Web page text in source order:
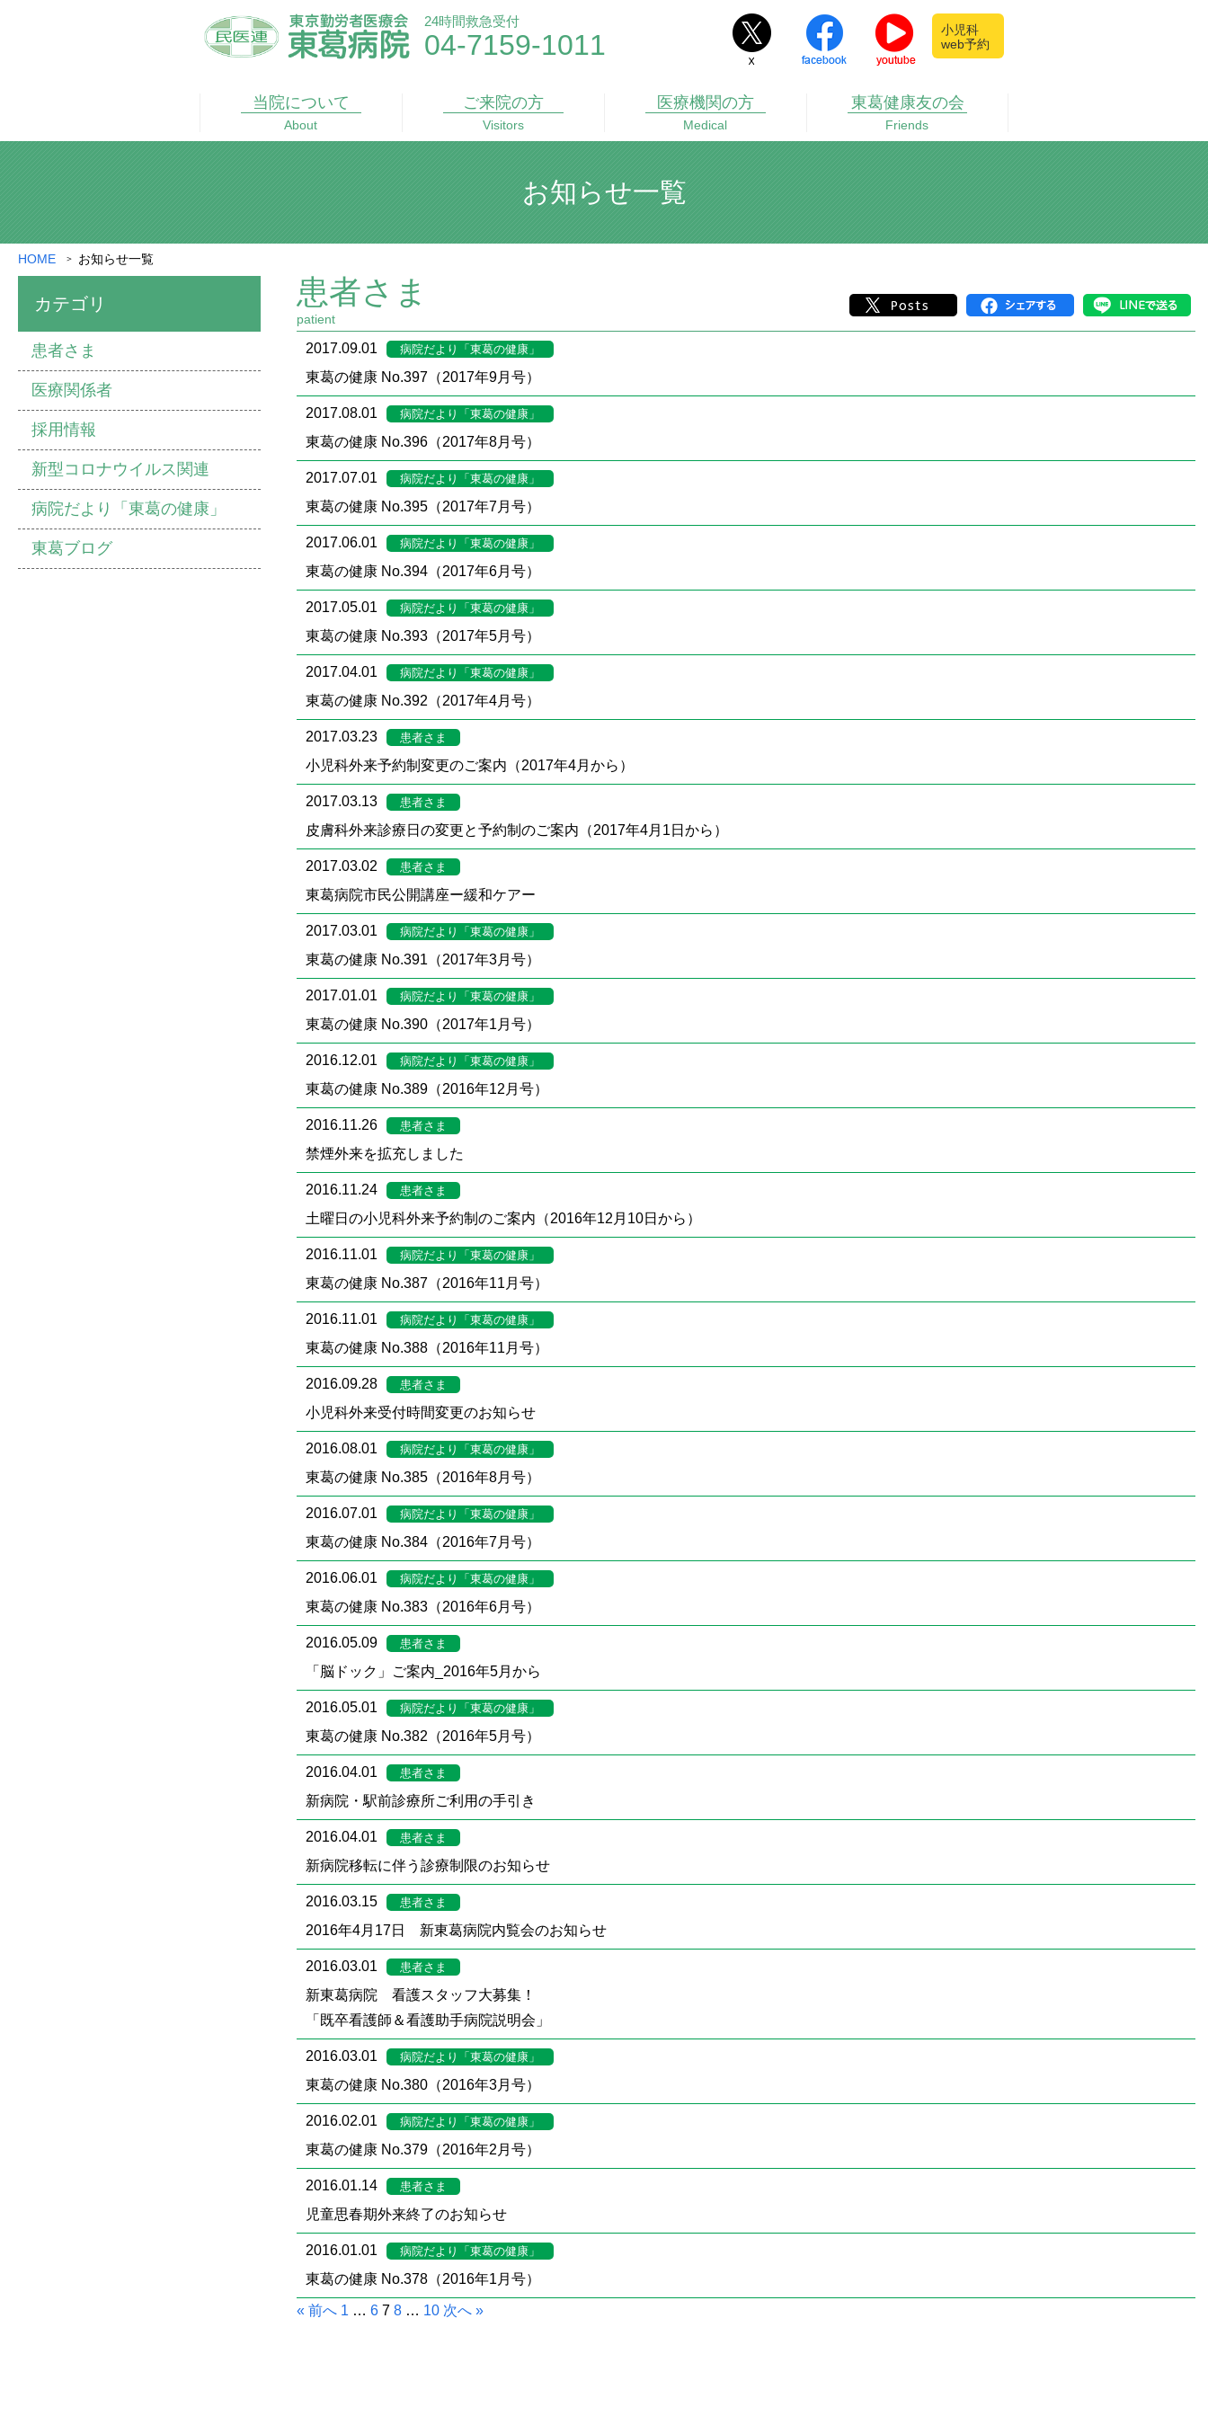
24時間救急受付
04-7159-1011
小児科
web予約
当院について
About
ご来院の方
Visitors
医療機関の方
Medical
東葛健康友の会
Friends
お知らせ一覧
HOME お知らせ一覧
患者さま
patient
2017.09.01 病院だより「東葛の健康」
東葛の健康 No.397（2017年9月号）
2017.08.01 病院だより「東葛の健康」
東葛の健康 No.396（2017年8月号）
2017.07.01 病院だより「東葛の健康」
東葛の健康 No.395（2017年7月号）
2017.06.01 病院だより「東葛の健康」
東葛の健康 No.394（2017年6月号）
2017.05.01 病院だより「東葛の健康」
東葛の健康 No.393（2017年5月号）
2017.04.01 病院だより「東葛の健康」
東葛の健康 No.392（2017年4月号）
2017.03.23 患者さま
小児科外来予約制変更のご案内（2017年4月から）
2017.03.13 患者さま
皮膚科外来診療日の変更と予約制のご案内（2017年4月1日から）
2017.03.02 患者さま
東葛病院市民公開講座ー緩和ケアー
2017.03.01 病院だより「東葛の健康」
東葛の健康 No.391（2017年3月号）
2017.01.01 病院だより「東葛の健康」
東葛の健康 No.390（2017年1月号）
2016.12.01 病院だより「東葛の健康」
東葛の健康 No.389（2016年12月号）
2016.11.26 患者さま
禁煙外来を拡充しました
2016.11.24 患者さま
土曜日の小児科外来予約制のご案内（2016年12月10日から）
2016.11.01 病院だより「東葛の健康」
東葛の健康 No.387（2016年11月号）
2016.11.01 病院だより「東葛の健康」
東葛の健康 No.388（2016年11月号）
2016.09.28 患者さま
小児科外来受付時間変更のお知らせ
2016.08.01 病院だより「東葛の健康」
東葛の健康 No.385（2016年8月号）
2016.07.01 病院だより「東葛の健康」
東葛の健康 No.384（2016年7月号）
2016.06.01 病院だより「東葛の健康」
東葛の健康 No.383（2016年6月号）
2016.05.09 患者さま
「脳ドック」ご案内_2016年5月から
2016.05.01 病院だより「東葛の健康」
東葛の健康 No.382（2016年5月号）
2016.04.01 患者さま
新病院・駅前診療所ご利用の手引き
2016.04.01 患者さま
新病院移転に伴う診療制限のお知らせ
2016.03.15 患者さま
2016年4月17日 新東葛病院内覧会のお知らせ
2016.03.01 患者さま
新東葛病院 看護スタッフ大募集！
「既卒看護師＆看護助手病院説明会」
2016.03.01 病院だより「東葛の健康」
東葛の健康 No.380（2016年3月号）
2016.02.01 病院だより「東葛の健康」
東葛の健康 No.379（2016年2月号）
2016.01.14 患者さま
児童思春期外来終了のお知らせ
2016.01.01 病院だより「東葛の健康」
東葛の健康 No.378（2016年1月号）
« 前へ 1 … 6 7 8 … 10 次へ »
カテゴリ
患者さま
医療関係者
採用情報
新型コロナウイルス関連
病院だより「東葛の健康」
東葛ブログ